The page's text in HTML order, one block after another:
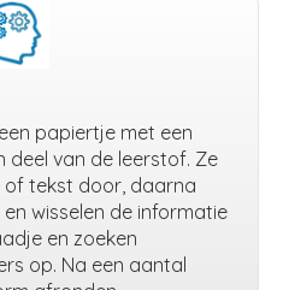
papiertje met een
van de leerstof. Ze
of tekst door, daarna
wisselen de informatie
en zoeken
op. Na een aantal